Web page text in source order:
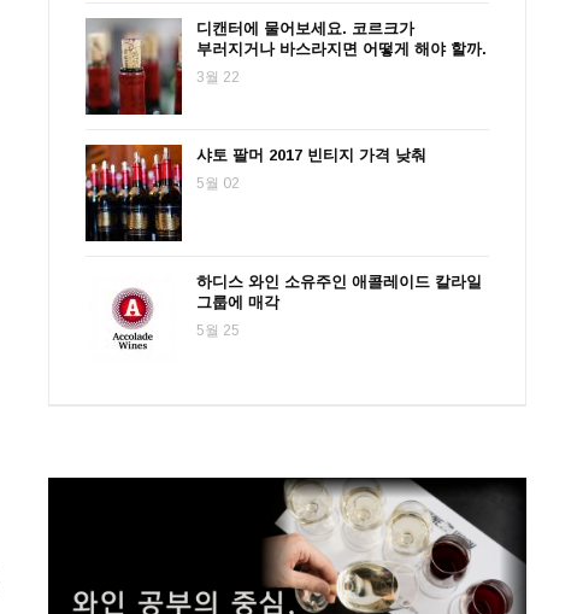
디캔터에 물어보세요. 코르크가
부러지거나 바스라지면 어떻게 해야 할까.
3월 22
샤토 팔머 2017 빈티지 가격 낮춰
5월 02
하디스 와인 소유주인 애콜레이드 칼라일
그룹에 매각
5월 25